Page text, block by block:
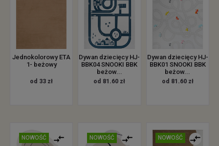
Jednokolorowy ETA
1- beżowy
od 33 zł
Dywan dziecięcy HJ-
BBK04 SNOOKI BBK
beżow...
od 81.60 zł
Dywan dziecięcy HJ-
BBK01 SNOOKI BBK
beżow...
od 81.60 zł
NOWOŚĆ NOWOŚĆ NOWOŚĆ